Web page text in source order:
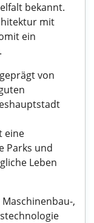
bekannt.
mit
ein
von
eine
Parks und
Leben
,